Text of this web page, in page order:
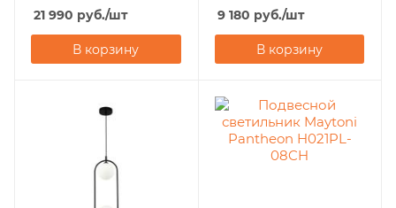
21 990 руб./шт
В корзину
9 180 руб./шт
В корзину